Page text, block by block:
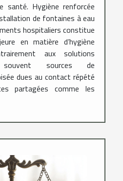
santé. Hygiène renforcée
de fontaines à eau
hospitaliers constitue
en matière d’hygiène
aux solutions
souvent sources de
dues au contact répété
partagées comme les